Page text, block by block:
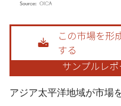
画像 © Mordor Intelligence。再利
アジア太平洋地域が市場